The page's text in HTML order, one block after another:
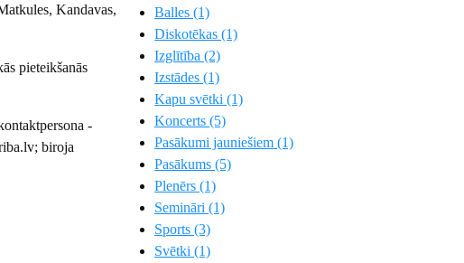
Kandavas,
pieteikšanās
-
biroja
Balles (1)
Diskotēkas (1)
Izglītība (2)
Izstādes (1)
Kapu svētki (1)
Koncerts (5)
Pasākumi jauniešiem (1)
Pasākums (5)
Plenērs (1)
Semināri (1)
Sports (3)
Svētki (1)